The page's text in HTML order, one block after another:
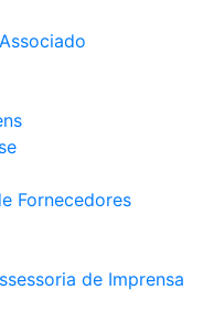
Fornecedores
de Imprensa